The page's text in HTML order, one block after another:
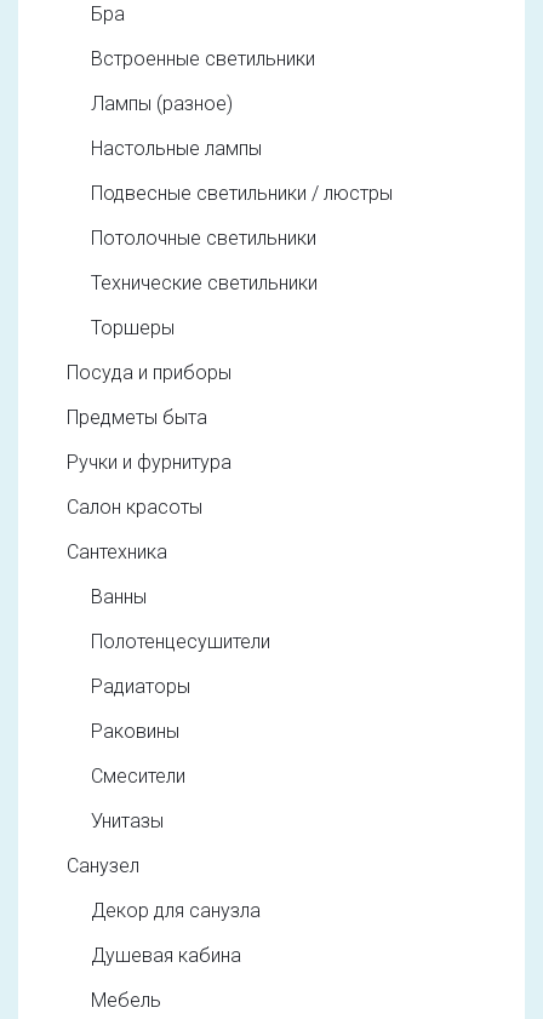
Бра
Встроенные светильники
Лампы (разное)
Настольные лампы
Подвесные светильники / люстры
Потолочные светильники
Технические светильники
Торшеры
Посуда и приборы
Предметы быта
Ручки и фурнитура
Салон красоты
Сантехника
Ванны
Полотенцесушители
Радиаторы
Раковины
Смесители
Унитазы
Санузел
Декор для санузла
Душевая кабина
Мебель